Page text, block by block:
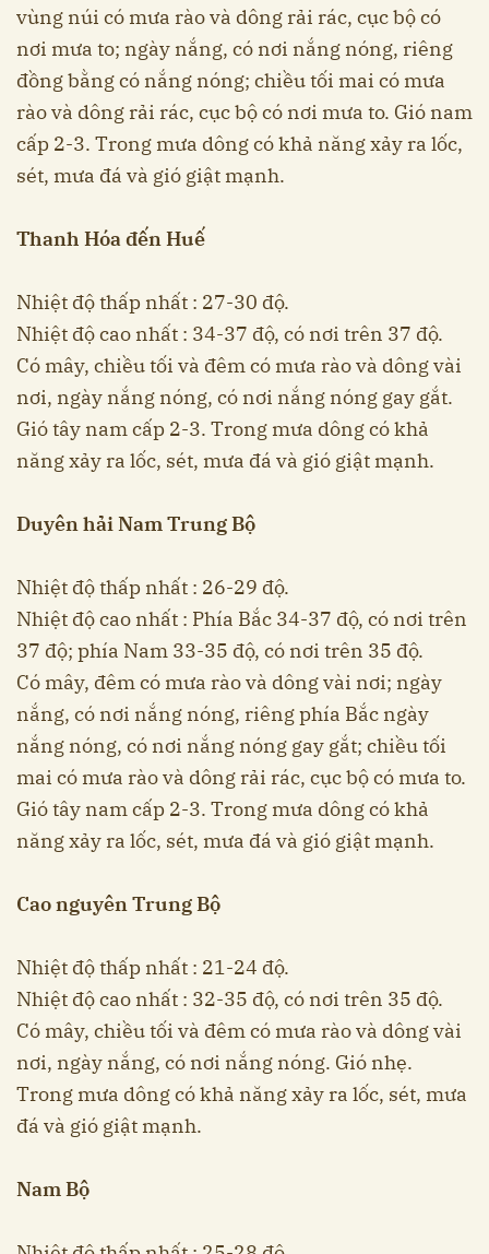
vùng núi có mưa rào và dông rải rác, cục bộ có
nơi mưa to; ngày nắng, có nơi nắng nóng, riêng
đồng bằng có nắng nóng; chiều tối mai có mưa
rào và dông rải rác, cục bộ có nơi mưa to. Gió nam
cấp 2-3. Trong mưa dông có khả năng xảy ra lốc,
sét, mưa đá và gió giật mạnh.
Thanh Hóa đến Huế
Nhiệt độ thấp nhất : 27-30 độ.
Nhiệt độ cao nhất : 34-37 độ, có nơi trên 37 độ.
Có mây, chiều tối và đêm có mưa rào và dông vài
nơi, ngày nắng nóng, có nơi nắng nóng gay gắt.
Gió tây nam cấp 2-3. Trong mưa dông có khả
năng xảy ra lốc, sét, mưa đá và gió giật mạnh.
Duyên hải Nam Trung Bộ
Nhiệt độ thấp nhất : 26-29 độ.
Nhiệt độ cao nhất : Phía Bắc 34-37 độ, có nơi trên
37 độ; phía Nam 33-35 độ, có nơi trên 35 độ.
Có mây, đêm có mưa rào và dông vài nơi; ngày
nắng, có nơi nắng nóng, riêng phía Bắc ngày
nắng nóng, có nơi nắng nóng gay gắt; chiều tối
mai có mưa rào và dông rải rác, cục bộ có mưa to.
Gió tây nam cấp 2-3. Trong mưa dông có khả
năng xảy ra lốc, sét, mưa đá và gió giật mạnh.
Cao nguyên Trung Bộ
Nhiệt độ thấp nhất : 21-24 độ.
Nhiệt độ cao nhất : 32-35 độ, có nơi trên 35 độ.
Có mây, chiều tối và đêm có mưa rào và dông vài
nơi, ngày nắng, có nơi nắng nóng. Gió nhẹ.
Trong mưa dông có khả năng xảy ra lốc, sét, mưa
đá và gió giật mạnh.
Nam Bộ